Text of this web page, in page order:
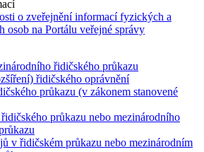
o zveřejnění informací fyzických a
osob na Portálu veřejné správy
řidičského průkazu
řidičského oprávnění
průkazu (v zákonem stanovené
průkazu nebo mezinárodního
v řidičském průkazu nebo mezinárodním